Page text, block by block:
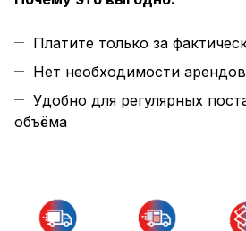
Платите только за
Нет необходимости
Удобно для регулярных
объёма